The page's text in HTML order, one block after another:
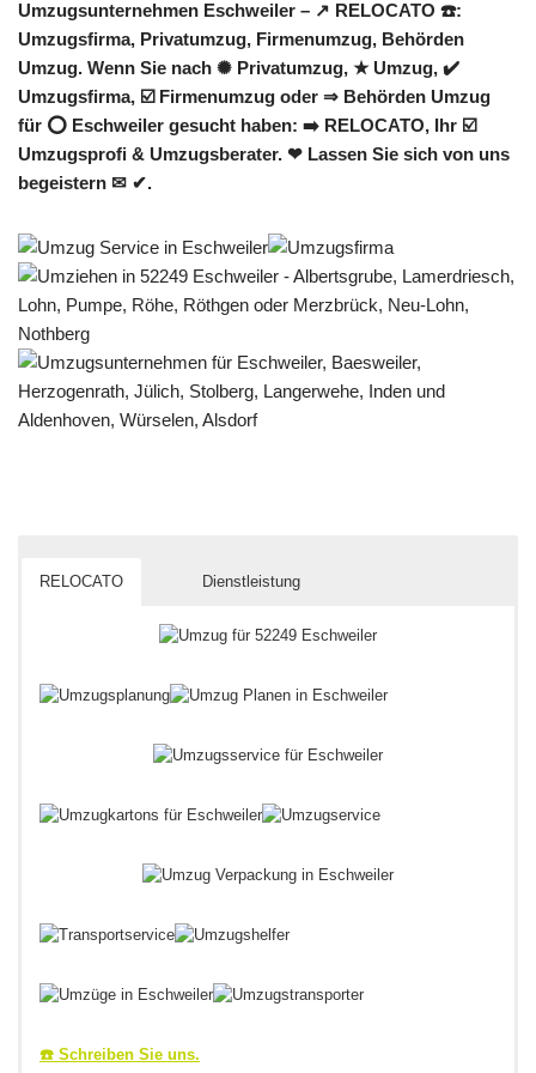
Umzugsunternehmen Eschweiler – ↗️ RELOCATO ☎️:
Umzugsfirma, Privatumzug, Firmenumzug, Behörden
Umzug. Wenn Sie nach ✺ Privatumzug, ★ Umzug, ✔️
Umzugsfirma, ☑️ Firmenumzug oder ⇒ Behörden Umzug
für ⭕ Eschweiler gesucht haben: ➡️ RELOCATO, Ihr ☑️
Umzugsprofi & Umzugsberater. ❤ Lassen Sie sich von uns
begeistern ✉ ✔.
RELOCATO Dienstleistung
☎️ Schreiben Sie uns.